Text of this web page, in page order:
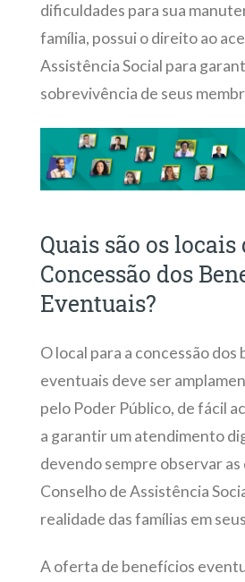
dificuldades para sua
família, possui o direito ao
Assistência Social para
sobrevivência de seus
Quais são os locais
Concessão dos
Eventuais?
O local para a concessão dos
eventuais deve ser
pelo Poder Público, de fácil
a garantir um atendimento
devendo sempre observar
Conselho de Assistência
realidade das famílias em
A oferta de benefícios